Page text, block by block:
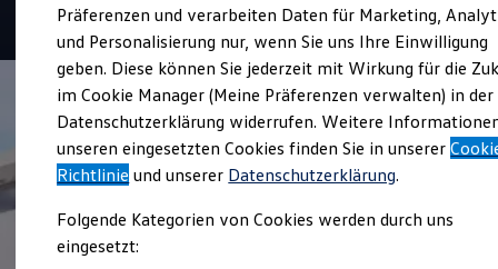
Familienautos
Kombis
Kompaktwagen
Sportwagen
Schnell verfügbare Fahrzeuge
Angebote und Produkte
Aktuelle Angebote
E-Auto-Förderung
Volkswagen Marktplatz
Junge Gebrauchtwagen und Gebrauchtwagen
Volkswagen Zertifizierte Gebrauchtwagen
4.9| 169 Bewertungen
Präferenzen und verarbeiten Daten für Marketing,
und Personalisierung nur, wenn Sie uns Ihre Einwilligung
geben. Diese können Sie jederzeit mit Wirkung für die
im Cookie Manager (Meine Präferenzen verwalten) in der
Datenschutzerklärung widerrufen. Weitere
unseren eingesetzten Cookies finden Sie in unserer
Richtlinie und unserer Datenschutzerklärung.
Folgende Kategorien von Cookies werden durch uns
eingesetzt: